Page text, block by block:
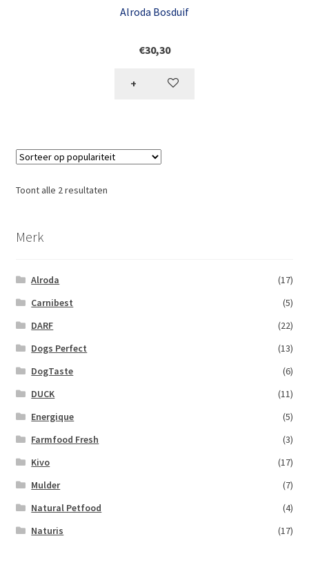
Alroda Bosduif
€30,30
+
Toont alle 2 resultaten
Merk
Alroda
(17)
Carnibest
(5)
DARF
(22)
Dogs Perfect
(13)
DogTaste
(6)
DUCK
(11)
Energique
(5)
Farmfood Fresh
(3)
Kivo
(17)
Mulder
(7)
Natural Petfood
(4)
Naturis
(17)